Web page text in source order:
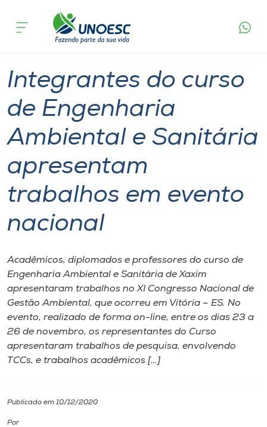
Cursos
Pesquisa
Atendimento ao Estudante
Portal de Ensino
Unoesc
Internacionalização
I.nova
Diplomados
Cultura
CPA
acontece
nacional
Integrantes do curso
de Engenharia
Ambiental e Sanitária
apresentam
trabalhos em evento
nacional
Acadêmicos, diplomados e professores do curso de
Engenharia Ambiental e Sanitária de Xaxim
apresentaram trabalhos no XI Congresso Nacional de
Gestão Ambiental, que ocorreu em Vitória – ES. No
evento, realizado de forma on-line, entre os dias 23 a
26 de novembro, os representantes do Curso
apresentaram trabalhos de pesquisa, envolvendo
TCCs, e trabalhos acadêmicos […]
Publicado em 10/12/2020
Por